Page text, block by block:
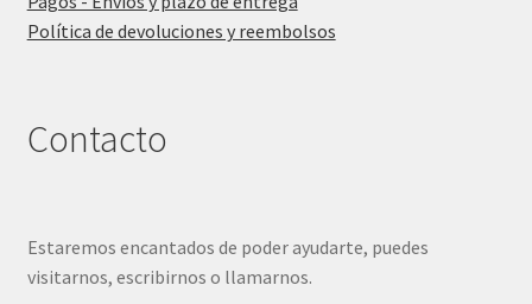
Política de devoluciones y reembolsos
Contacto
Estaremos encantados de poder ayudarte, puedes
visitarnos, escribirnos o llamarnos.